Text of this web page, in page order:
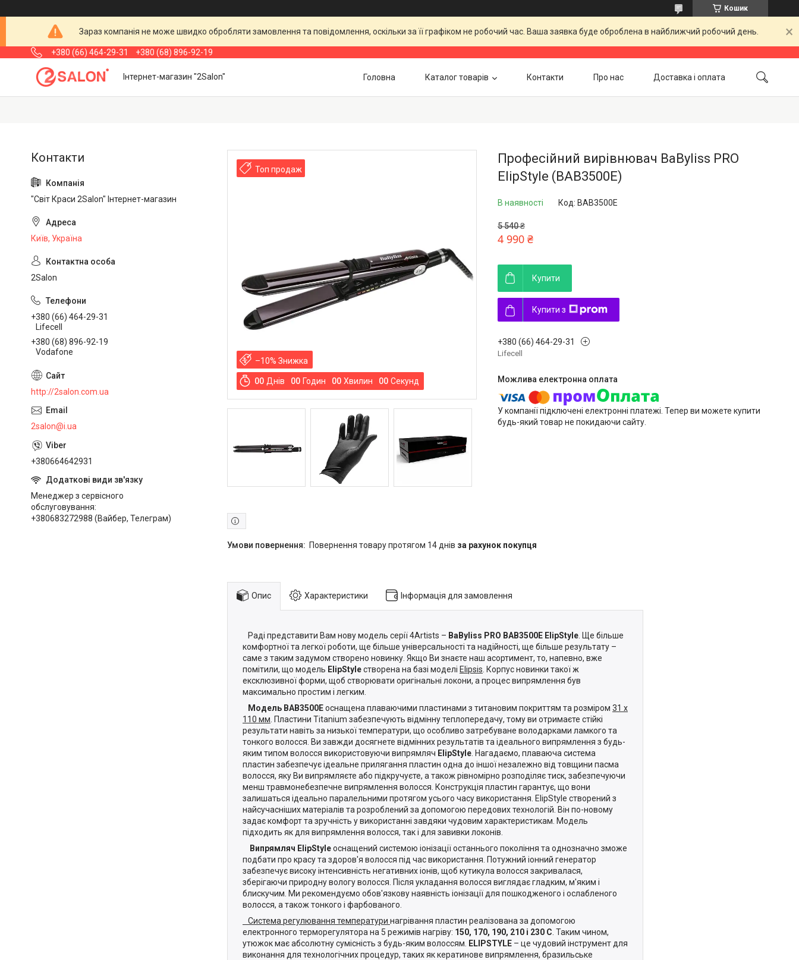
Кошик
Зараз компанія не може швидко обробляти замовлення та повідомлення, оскільки за її графіком не робочий час. Ваша заявка буде оброблена в найближчий робочий день.
+380 (66) 464-29-31 +380 (68) 896-92-19
Інтернет-магазин "2Salon" Головна Каталог товарів Контакти Про нас Доставка і оплата
Топ продаж
–10%
00 Днів 00 Годин 00 Хвилин 00 Секунд
Професійний вирівнювач BaByliss PRO
ElipStyle (BAB3500E)
В наявності Код: BAB3500E
5 540 ₴
4 990 ₴
Купити
Купити з
+380 (66) 464-29-31
Lifecell
У компанії підключені електронні платежі. Тепер ви можете купити
будь-який товар не покидаючи сайту.
повернення товару протягом 14 днів за рахунок покупця
Опис Характеристики Інформація для замовлення
Раді представити Вам нову модель серії 4Artists – BaByliss PRO BAB3500E ElipStyle . Ще більше
комфортної та легкої роботи, ще більше універсальності та надійності, ще більше результату –
саме з таким задумом створено новинку. Якщо Ви знаєте наш асортимент, то, напевно, вже
помітили, що модель ElipStyleстворена на базі моделі Elipsis . Корпус новинки такої ж
ексклюзивної форми, щоб створювати оригінальні локони, а процес випрямлення був
максимально простим і легким.
Модель BAB3500Eоснащена плаваючими пластинами з титановим покриттям та розміром 31 x
110 мм . Пластини Titanium забезпечують відмінну теплопередачу, тому ви отримаєте стійкі
результати навіть за низької температури, що особливо затребуване володарками ламкого та
тонкого волосся. Ви завжди досягнете відмінних результатів та ідеального випрямлення з будь-
яким типом волосся використовуючи випрямляч ElipStyle . Нагадаємо, плаваюча система
пластин забезпечує ідеальне прилягання пластин одна до іншої незалежно від товщини пасма
волосся, яку Ви випрямляєте або підкручуєте, а також рівномірно розподіляє тиск, забезпечуючи
менш травмонебезпечне випрямлення волосся. Конструкція пластин гарантує, що вони
залишаться ідеально паралельними протягом усього часу використання. ElipStyle створений з
найсучасніших матеріалів та розроблений за допомогою передових технологій. Він по-новому
задає комфорт та зручність у використанні завдяки чудовим характеристикам. Модель
підходить як для випрямлення волосся, так і для завивки локонів.
Випрямляч ElipStyleоснащений системою іонізації останнього покоління та однозначно зможе
подбати про красу та здоров'я волосся під час використання. Потужний іонний генератор
забезпечує високу інтенсивність негативних іонів, щоб кутикула волосся закривалася,
зберігаючи природну вологу волосся. Після укладання волосся виглядає гладким, м'яким і
блискучим. Ми рекомендуємо обов'язкову наявність іонізації для пошкодженого і ослабленого
волосся, а також тонкого і фарбованого.
Система регулювання температури нагрівання пластин реалізована за допомогою
електронного терморегулятора на 5 режимів нагріву: 150, 170, 190, 210 і 230 C . Таким чином,
утюжок має абсолютну сумісність з будь-яким волоссям. ELIPSTYLE – це чудовий інструмент для
виконання для технологічних процедур, таких як кератинове випрямлення, бразильське
"Світ Краси 2Salon" Інтернет-магазин
Київ, Україна
2Salon
+380 (66) 464-29-31
Lifecell
+380 (68) 896-92-19
Vodafone
http://2salon.com.ua
2salon@i.ua
+380664642931
Менеджер з сервісного
обслуговування
+380683272988 (Вайбер, Телеграм)